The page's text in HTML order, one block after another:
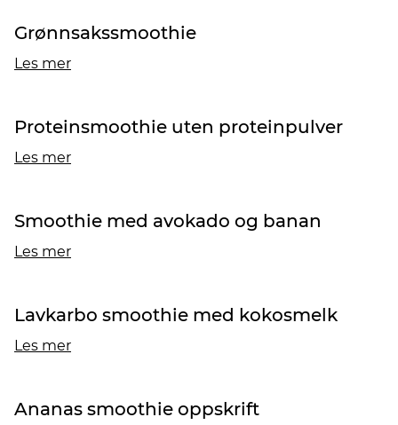
Grønnsakssmoothie
Les mer
Proteinsmoothie uten proteinpulver
Les mer
Smoothie med avokado og banan
Les mer
Lavkarbo smoothie med kokosmelk
Les mer
Ananas smoothie oppskrift